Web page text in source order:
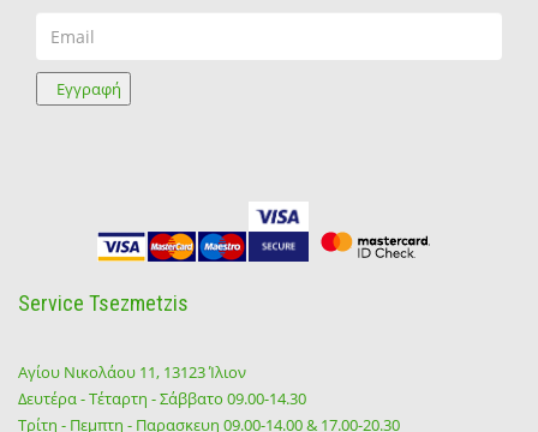
Εγγραφή
Service Tsezmetzis
Αγίου Νικολάου 11, 13123 Ίλιον
Δευτέρα - Τέταρτη - Σάββατο 09.00-14.30
Τρίτη - Πεμπτη - Παρασκευη 09.00-14.00 & 17.00-20.30